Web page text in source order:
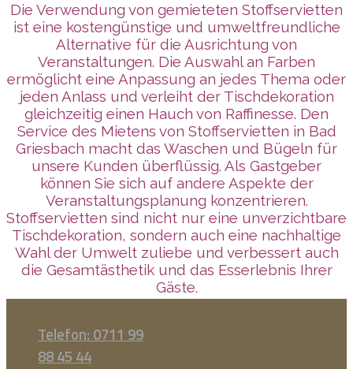
Die Verwendung von gemieteten Stoffservietten
ist eine kostengünstige und umweltfreundliche
Alternative für die Ausrichtung von
Veranstaltungen. Die Auswahl an Farben
ermöglicht eine Anpassung an jedes Thema oder
jeden Anlass und verleiht der Tischdekoration
gleichzeitig einen Hauch von Raffinesse. Den
Service des Mietens von Stoffservietten in Bad
Griesbach macht das Waschen und Bügeln für
unsere Kunden überflüssig. Als Gastgeber
können Sie sich auf andere Aspekte der
Veranstaltungsplanung konzentrieren.
Stoffservietten sind nicht nur eine unverzichtbare
Tischdekoration, sondern auch eine nachhaltige
Wahl der Umwelt zuliebe und verbessert auch
die Gesamtästhetik und das Esserlebnis Ihrer
Gäste.
Telefon: 0711 99
88 45 44